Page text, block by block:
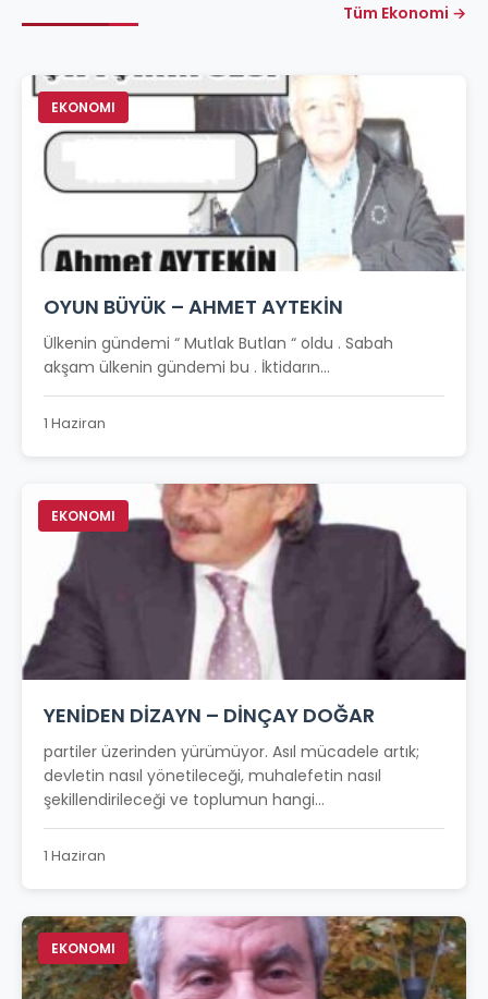
Tüm Ekonomi →
EKONOMI
OYUN BÜYÜK – AHMET AYTEKİN
Ülkenin gündemi “ Mutlak Butlan “ oldu . Sabah
akşam ülkenin gündemi bu . İktidarın...
1 Haziran
EKONOMI
YENİDEN DİZAYN – DİNÇAY DOĞAR
partiler üzerinden yürümüyor. Asıl mücadele artık;
devletin nasıl yönetileceği, muhalefetin nasıl
şekillendirileceği ve toplumun hangi...
1 Haziran
EKONOMI